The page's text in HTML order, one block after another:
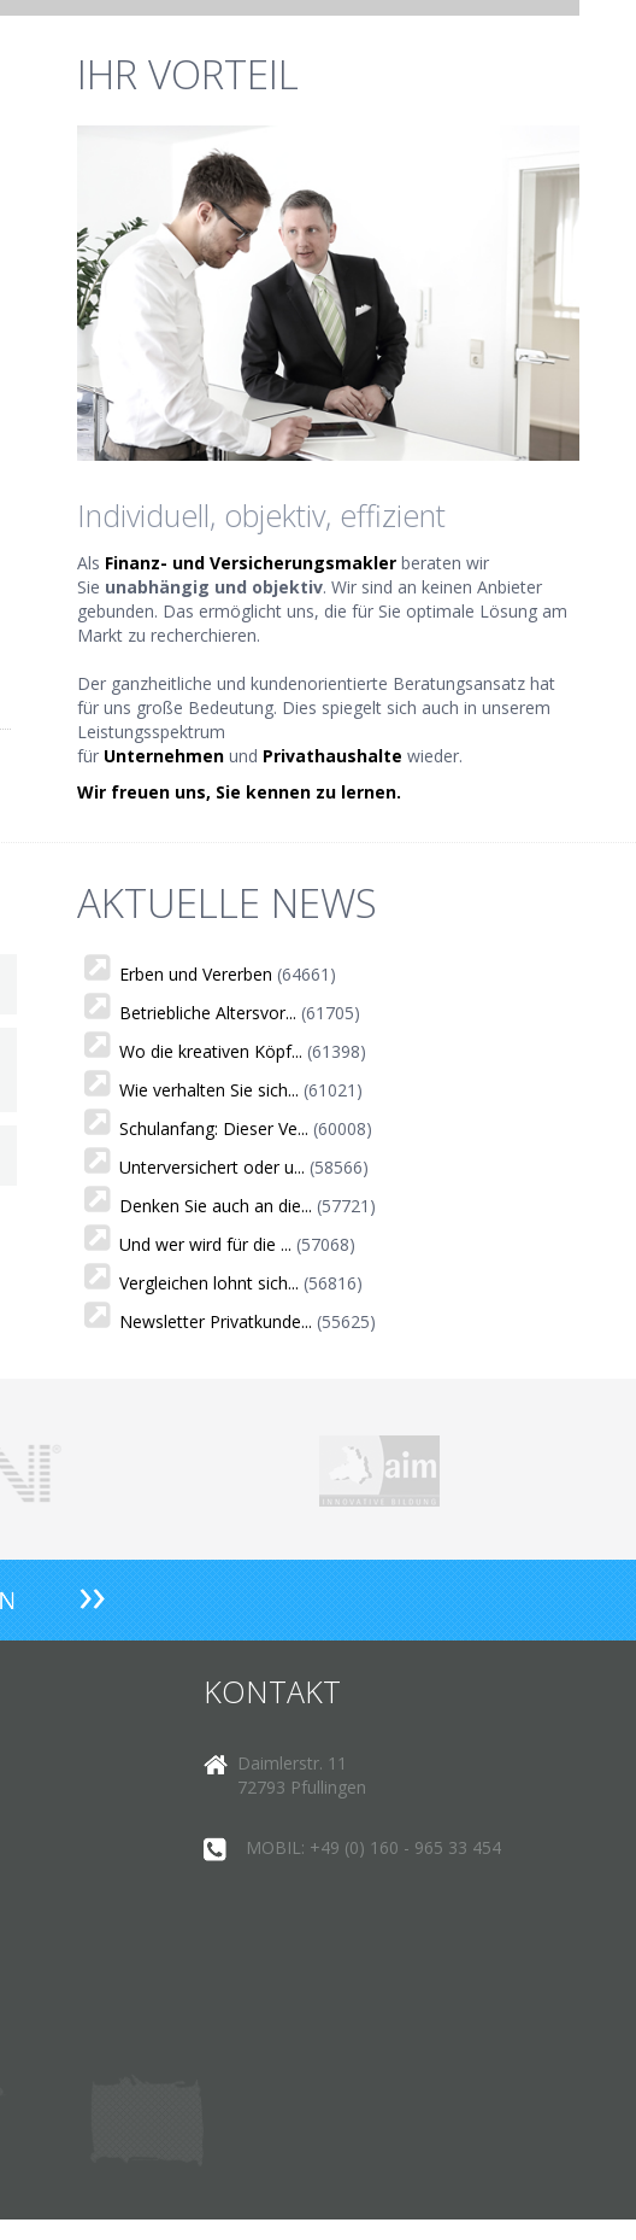
IHR VORTEIL
Individuell, objektiv, effizient
Als Finanz- und Versicherungsmakler beraten wir
Sie unabhängig und objektiv. Wir sind an keinen Anbieter
gebunden. Das ermöglicht uns, die für Sie optimale Lösung am
Markt zu recherchieren.
Der ganzheitliche und kundenorientierte Beratungsansatz hat
für uns große Bedeutung. Dies spiegelt sich auch in unserem
Leistungsspektrum
für Unternehmen und Privathaushalte wieder.
Wir freuen uns, Sie kennen zu lernen.
AKTUELLE NEWS
Erben und Vererben (64661)
Betriebliche Altersvor... (61705)
Wo die kreativen Köpf... (61398)
Wie verhalten Sie sich... (61021)
Schulanfang: Dieser Ve... (60008)
Unterversichert oder u... (58566)
Denken Sie auch an die... (57721)
Und wer wird für die ... (57068)
Vergleichen lohnt sich... (56816)
Newsletter Privatkunde... (55625)
KONTAKT
Daimlerstr. 11
72793 Pfullingen
MOBIL: +49 (0) 160 - 965 33 454